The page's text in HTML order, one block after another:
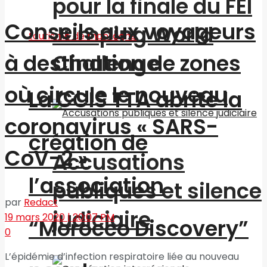
pour la finale du FEI
Jumping World
Challenge
Accusations
publiques et silence
judiciaire
La CCIS TTA abrite la
création de
l’association
“Morocco Discovery”
Conseils aux voyageurs
à destination de zones
où circule le nouveau
coronavirus « SARS-
CoV-2 »
par Redact
19 mars 2020 | 20:07 PM
0
L’épidémie d’infection respiratoire liée au nouveau